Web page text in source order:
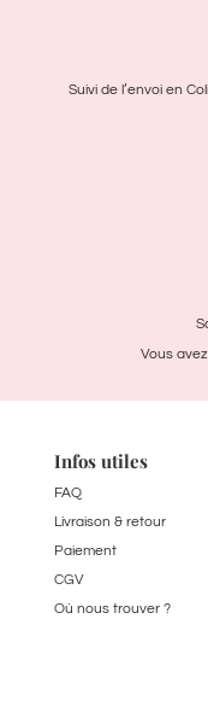
Suivi de l’envoi en
Vous avez
Infos utiles
FAQ
Livraison & retour
Paiement
CGV
Où nous trouver ?